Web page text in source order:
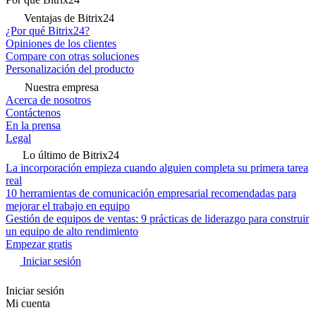
Ventajas de Bitrix24
¿Por qué Bitrix24?
Opiniones de los clientes
Compare con otras soluciones
Personalización del producto
Nuestra empresa
Acerca de nosotros
Contáctenos
En la prensa
Legal
Lo último de Bitrix24
La incorporación empieza cuando alguien completa su primera tarea
real
10 herramientas de comunicación empresarial recomendadas para
mejorar el trabajo en equipo
Gestión de equipos de ventas: 9 prácticas de liderazgo para construir
un equipo de alto rendimiento
Empezar gratis
Iniciar sesión
Iniciar sesión
Mi cuenta